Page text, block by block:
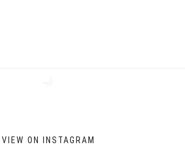
VIEW ON INSTAGRAM